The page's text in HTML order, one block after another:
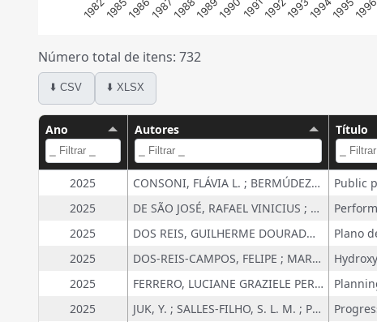
1982198519861987198819891990199119921993199419951996
Número total de itens: 732
⬇️ CSV ⬇️ XLSX
Ano Autores Título
2025 CONSONI, FLÁVIA L. ; BERMÚDEZ-RODRÍGUEZ, TATIANA ; ANDRADE, VICTOR ; BASTOS, PEDRO
2025
DE SÃO JOSÉ, RAFAEL VINICIUS ; MARTINS, LETÍCIA LOPES ; COLTRI, PRISCILA PEREIRA ; Steinke, Ercília Torres ; Greco, Roberto
2025
DOS REIS, GUILHERME DOURADO ; CORAZZA, ROSANA ICASSATTI
2025
DOS-REIS-CAMPOS, FELIPE ; MARQUES-DI-GIULIO, GABRIELA ; MARCOS-MOTT-PAVANELLI, JOÃO ; MONTEIRO, MARKO-SYNÉSIO-ALVES
2025
FERRERO, LUCIANE GRAZIELE PEREIRA ; SALLES-FILHO, SERGIO LUIZ MONTEIRO
2025
JUK, Y. ; SALLES-FILHO, S. L. M. ; PINTO, K. E. F. ; CABRAL, B. ; COGGO CRISTOFOLETTI, EVANDRO